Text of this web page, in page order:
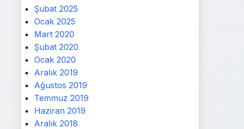
Şubat 2025
Ocak 2025
Mart 2020
Şubat 2020
Ocak 2020
Aralık 2019
Ağustos 2019
Temmuz 2019
Haziran 2019
Aralık 2018